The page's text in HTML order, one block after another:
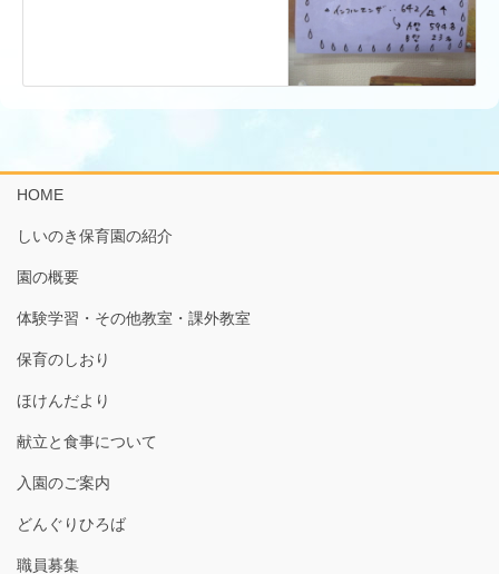
HOME
しいのき保育園の紹介
園の概要
体験学習・その他教室・課外教室
保育のしおり
ほけんだより
献立と食事について
入園のご案内
どんぐりひろば
職員募集